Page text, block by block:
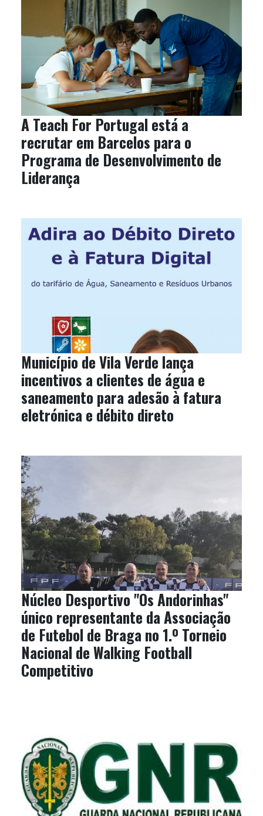
A Teach For Portugal está a
recrutar em Barcelos para o
Programa de Desenvolvimento de
Liderança
Município de Vila Verde lança
incentivos a clientes de água e
saneamento para adesão à fatura
eletrónica e débito direto
Núcleo Desportivo "Os Andorinhas"
único representante da Associação
de Futebol de Braga no 1.º Torneio
Nacional de Walking Football
Competitivo